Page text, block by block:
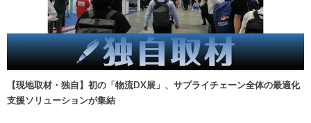
【現地取材・独自】初の「物流DX展」、サプライチェーン全体の最適化
支援ソリューションが集結